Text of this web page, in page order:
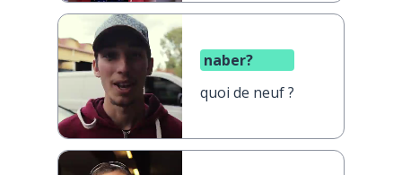
naber?
quoi de neuf ?